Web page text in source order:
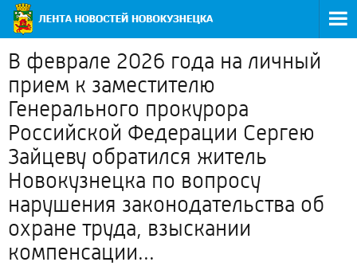
В феврале 2026 года на личный
прием к заместителю
Генерального прокурора
Российской Федерации Сергею
Зайцеву обратился житель
Новокузнецка по вопросу
нарушения законодательства об
охране труда, взыскании
компенсации...